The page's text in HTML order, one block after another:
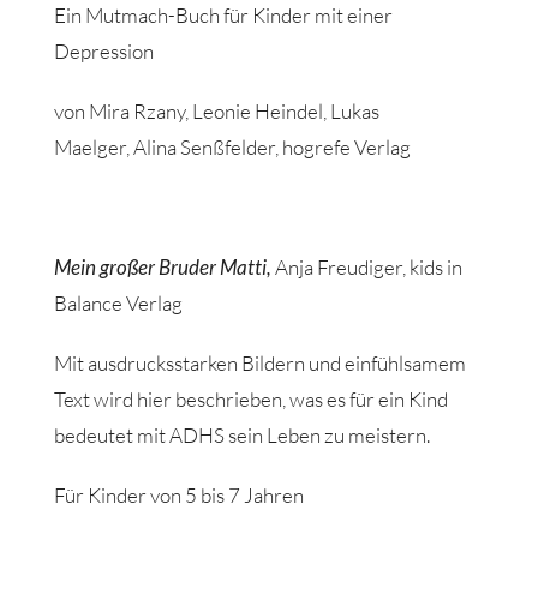
Ein Mutmach-Buch für Kinder mit einer
Depression
von Mira Rzany, Leonie Heindel, Lukas
Maelger, Alina Senßfelder, hogrefe Verlag
Mein großer Bruder Matti,Anja Freudiger, kids in
Balance Verlag
Mit ausdrucksstarken Bildern und einfühlsamem
Text wird hier beschrieben, was es für ein Kind
bedeutet mit ADHS sein Leben zu meistern.
Für Kinder von 5 bis 7 Jahren